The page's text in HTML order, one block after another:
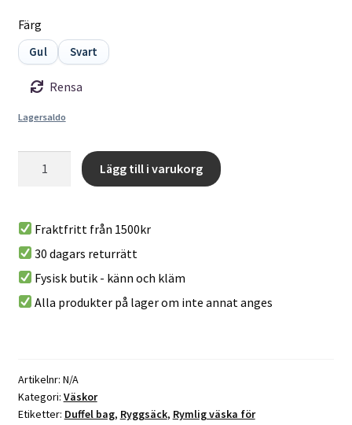
Färg
Gul Svart
Rensa
Lagersaldo
En
stor
transpotväska
på
85
mängd
Lägg till i varukorg
t
e
r
n
v
e
:
Fraktfritt från 1500kr
30 dagars returrätt
Fysisk butik - känn och kläm
Alla produkter på lager om inte annat anges
Artikelnr: N/A
Kategori: Väskor
Etiketter: Duffel bag, Ryggsäck, Rymlig väska för